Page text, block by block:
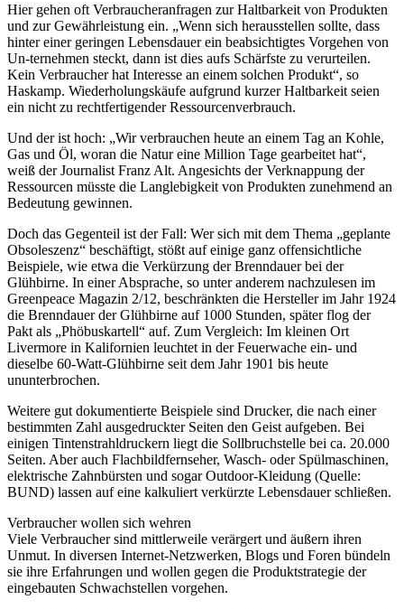
Hier gehen oft Verbraucheranfragen zur Haltbarkeit von Produkten
und zur Gewährleistung ein. „Wenn sich herausstellen sollte, dass
hinter einer geringen Lebensdauer ein beabsichtigtes Vorgehen von
Un-ternehmen steckt, dann ist dies aufs Schärfste zu verurteilen.
Kein Verbraucher hat Interesse an einem solchen Produkt“, so
Haskamp. Wiederholungskäufe aufgrund kurzer Haltbarkeit seien
ein nicht zu rechtfertigender Ressourcenverbrauch.
Und der ist hoch: „Wir verbrauchen heute an einem Tag an Kohle,
Gas und Öl, woran die Natur eine Million Tage gearbeitet hat“,
weiß der Journalist Franz Alt. Angesichts der Verknappung der
Ressourcen müsste die Langlebigkeit von Produkten zunehmend an
Bedeutung gewinnen.
Doch das Gegenteil ist der Fall: Wer sich mit dem Thema „geplante
Obsoleszenz“ beschäftigt, stößt auf einige ganz offensichtliche
Beispiele, wie etwa die Verkürzung der Brenndauer bei der
Glühbirne. In einer Absprache, so unter anderem nachzulesen im
Greenpeace Magazin 2/12, beschränkten die Hersteller im Jahr 1924
die Brenndauer der Glühbirne auf 1000 Stunden, später flog der
Pakt als „Phöbuskartell“ auf. Zum Vergleich: Im kleinen Ort
Livermore in Kalifornien leuchtet in der Feuerwache ein- und
dieselbe 60-Watt-Glühbirne seit dem Jahr 1901 bis heute
ununterbrochen.
Weitere gut dokumentierte Beispiele sind Drucker, die nach einer
bestimmten Zahl ausgedruckter Seiten den Geist aufgeben. Bei
einigen Tintenstrahldruckern liegt die Sollbruchstelle bei ca. 20.000
Seiten. Aber auch Flachbildfernseher, Wasch- oder Spülmaschinen,
elektrische Zahnbürsten und sogar Outdoor-Kleidung (Quelle:
BUND) lassen auf eine kalkuliert verkürzte Lebensdauer schließen.
Verbraucher wollen sich wehren
Viele Verbraucher sind mittlerweile verärgert und äußern ihren
Unmut. In diversen Internet-Netzwerken, Blogs und Foren bündeln
sie ihre Erfahrungen und wollen gegen die Produktstrategie der
eingebauten Schwachstellen vorgehen.